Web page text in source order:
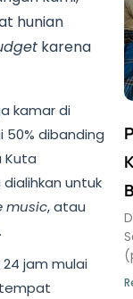
hunian
karena
kamar di
dibanding
Kuta
untuk
music, atau
24 jam mulai
tempat